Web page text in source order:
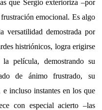
que Sergio exterioriza –por
emocional. Es algo
versatilidad demostrada por
histriónicos, logra erigirse
película, demostrando su
de ánimo frustrado, su
incluso instantes en los que
con especial acierto –las